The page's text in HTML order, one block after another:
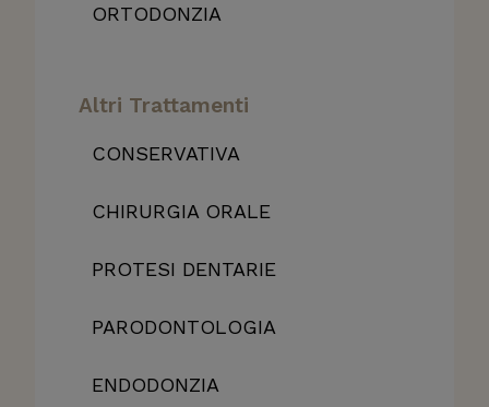
ORTODONZIA
Altri Trattamenti
CONSERVATIVA
CHIRURGIA ORALE
PROTESI DENTARIE
PARODONTOLOGIA
ENDODONZIA